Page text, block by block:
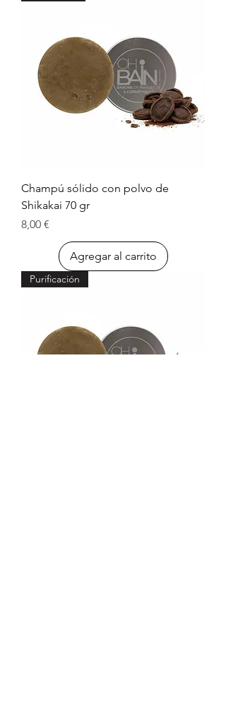
Champú sólido con polvo de
Shikakai 70 gr
Precio
8,00 €
Agregar al carrito
Purificación